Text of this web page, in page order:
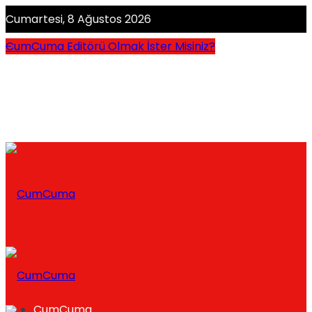
Cumartesi, 8 Ağustos 2026
CumCuma Editörü Olmak İster Misiniz?